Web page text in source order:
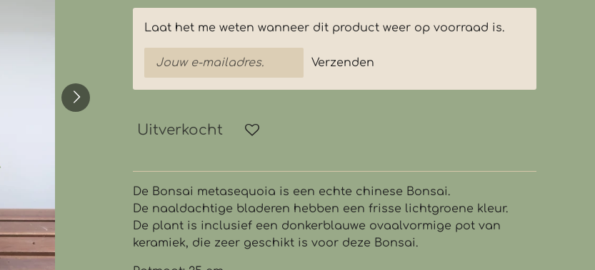
Laat het me weten wanneer dit product weer op voorraad is.
Verzenden
Uitverkocht
De Bonsai metasequoia is een echte chinese Bonsai.
De naaldachtige bladeren hebben een frisse lichtgroene kleur.
De plant is inclusief een donkerblauwe ovaalvormige pot van
keramiek, die zeer geschikt is voor deze Bonsai.